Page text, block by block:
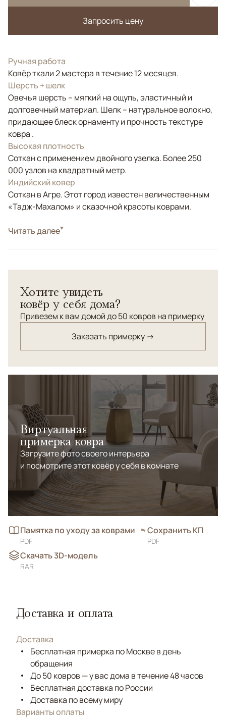
Запросить цену
Ручная работа
Ковёр ткали 2 мастера в течение 12 месяцев.
Шерсть + шелк
Овечья шерсть – мягкий на ощупь, эластичный и
долговечный материал. Шелк – натуральное волокно,
придающее блеск орнаменту и прочность текстуре
ковра .
Высокая плотность
Соткан с применением двойного узелка. Более 250
000 узлов на квадратный метр.
Индийский ковер
Соткан в Агре. Этот город известен величественным
«Тадж-Махалом» и сказочной красоты коврами.
СтильКлассические
Читать далее
Хотите увидеть
ковёр у себя дома?
Привезем к вам домой до 50 ковров на примерку
Заказать примерку →
Виртуальная
примерка ковра
Загрузите фото своего интерьера
и посмотрите этот ковёр у себя в комнате
Памятка по уходу за коврами
PDF
Сохранить КП
PDF
Скачать 3D-модель
RAR
Доставка и оплата
Доставка
Бесплатная примерка по Москве в день
обращения
До 50 ковров — у вас дома в течение 48 часов
Бесплатная доставка по России
Доставка по всему миру
Варианты оплаты